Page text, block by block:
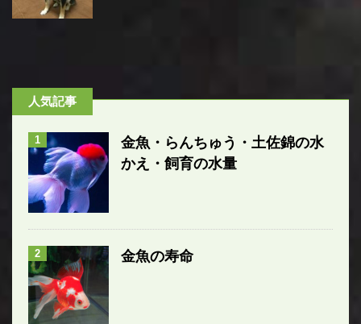
人気記事
1
金魚・らんちゅう・土佐錦の水
かえ・飼育の水量
2 金魚の寿命